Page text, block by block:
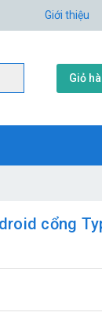
Giới thiệu
Giỏ
cổng